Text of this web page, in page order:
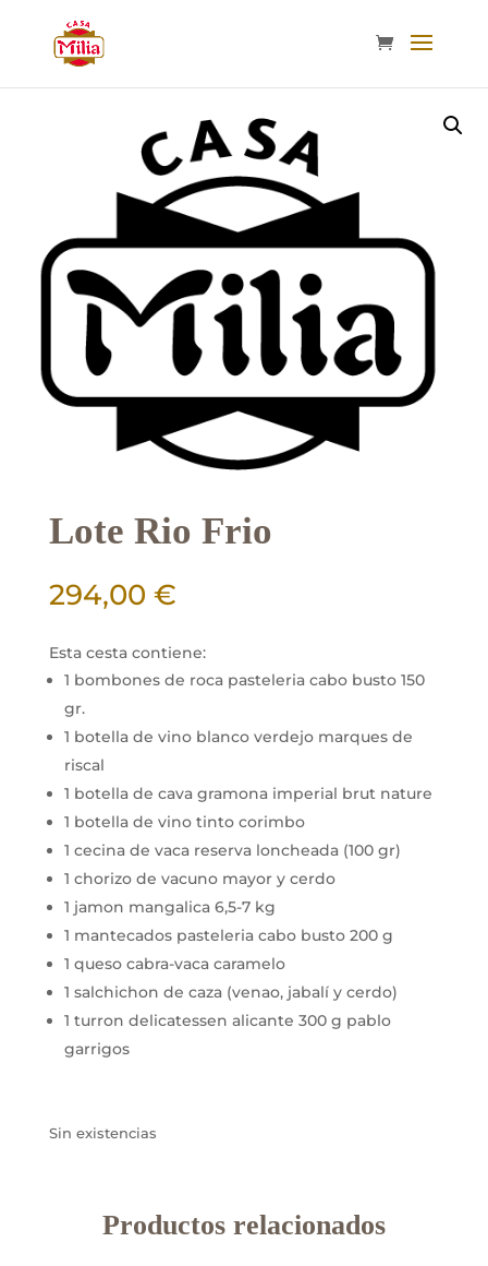
Lote Rio Frio
294,00 €
Esta cesta contiene:
1 bombones de roca pasteleria cabo busto 150
gr.
1 botella de vino blanco verdejo marques de
riscal
1 botella de cava gramona imperial brut nature
1 botella de vino tinto corimbo
1 cecina de vaca reserva loncheada (100 gr)
1 chorizo de vacuno mayor y cerdo
1 jamon mangalica 6,5-7 kg
1 mantecados pasteleria cabo busto 200 g
1 queso cabra-vaca caramelo
1 salchichon de caza (venao, jabalí y cerdo)
1 turron delicatessen alicante 300 g pablo
garrigos
Sin existencias
Productos relacionados